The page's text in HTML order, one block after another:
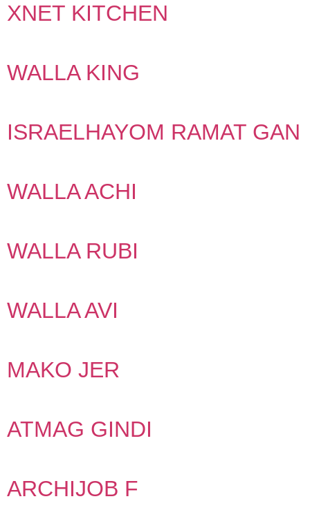
XNET KITCHEN
WALLA KING
ISRAELHAYOM RAMAT GAN
WALLA ACHI
WALLA RUBI
WALLA AVI
MAKO JER
ATMAG GINDI
ARCHIJOB F